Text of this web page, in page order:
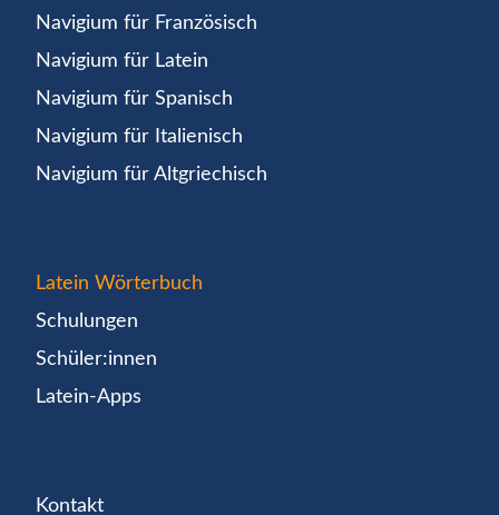
Navigium für Französisch
Navigium für Latein
Navigium für Spanisch
Navigium für Italienisch
Navigium für Altgriechisch
Latein Wörterbuch
Schulungen
Schüler:innen
Latein-Apps
Kontakt